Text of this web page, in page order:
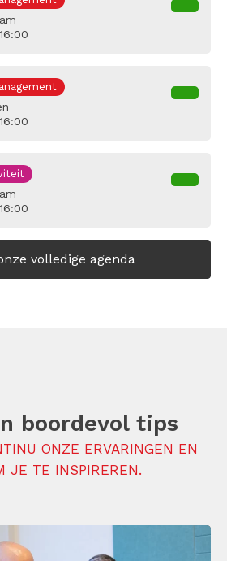
volledige agenda
boordevol tips
ONZE ERVARINGEN EN
JE TE INSPIREREN.